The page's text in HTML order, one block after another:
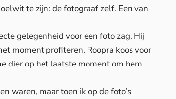
te zijn: de fotograaf zelf. Een van
gelegenheid voor een foto zag. Hij
moment profiteren. Roopra koos voor
dier op het laatste moment om hem
waren, maar toen ik op de foto’s